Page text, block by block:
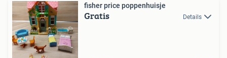
fisher price poppenhuisje
Gratis Details